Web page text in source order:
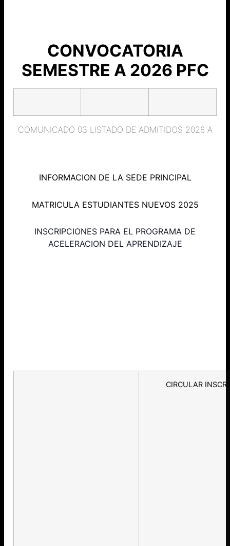
CONVOCATORIA
SEMESTRE A 2026 PFC
COMUNICADO 03 LISTADO DE ADMITIDOS 2026 A
INFORMACION DE LA SEDE PRINCIPAL
MATRICULA ESTUDIANTES NUEVOS 2025
INSCRIPCIONES PARA EL PROGRAMA DE
ACELERACION DEL APRENDIZAJE
CIRCULAR